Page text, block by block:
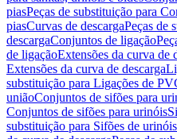
piasPeças de substituição para
piasCurvas de descargaPeças de
descargaConjuntos de ligação
de ligaçãoExtensões da curva de
Extensões da curva de descarga
substituição para Ligações de
uniãoConjuntos de sifões para
Conjuntos de sifões para urinóis
substituição para Sifões de urinóis